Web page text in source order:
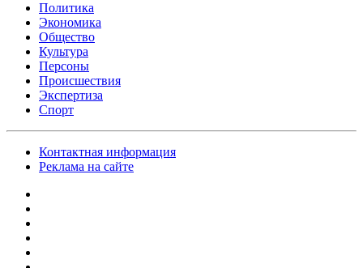
Политика
Экономика
Общество
Культура
Персоны
Происшествия
Экспертиза
Спорт
Контактная информация
Реклама на сайте